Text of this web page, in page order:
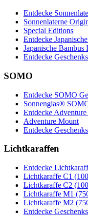
Entdecke
Sonnenlaterne
Special Editions
Entdecke
Japanische Bambus
Entdecke
SOMO
Entdecke SOMO
Sonnenglas®
Entdecke
Adventure Mount
Entdecke
Lichtkaraffen
Entdecke
Lichtkaraffe C1
Lichtkaraffe C2
Lichtkaraffe M1
Lichtkaraffe M2
Entdecke